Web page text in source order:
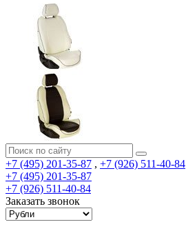
+7 (495) 201-35-87 , +7 (926) 511-40-84
+7 (495) 201-35-87
+7 (926) 511-40-84
Заказать звонок